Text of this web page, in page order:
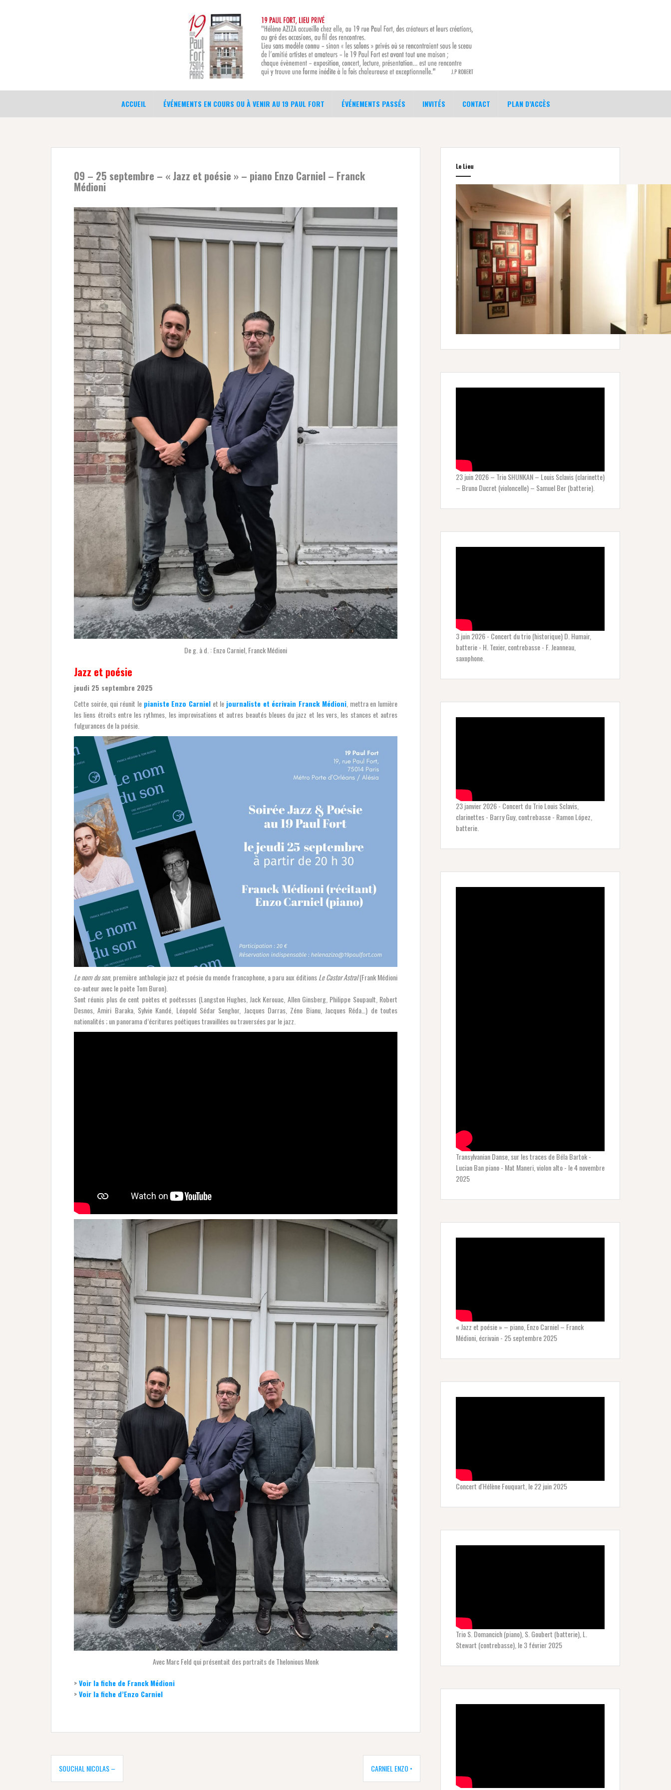
ACCUEIL ÉVÉNEMENTS EN COURS OU À VENIR AU 19 PAUL FORT ÉVÉNEMENTS PASSÉS INVITÉS CONTACT PLAN D’ACCÈS
09 – 25 septembre – « Jazz et poésie » – piano Enzo Carniel – Franck
Médioni
De g. à d. : Enzo Carniel, Franck Médioni
Jazz et poésie
jeudi 25 septembre 2025
Cette soirée, qui réunit le pianiste Enzo Carnielet le journaliste et écrivain Franck Médioni, mettra en lumière
les liens étroits entre les rythmes, les improvisations et autres beautés bleues du jazz et les vers, les stances et autres
fulgurances de la poésie.
Le nom du son, première anthologie jazz et poésie du monde francophone, a paru aux éditionsLe Castor Astral(Frank Médioni
co-auteur avec le poète Tom Buron).
Sont réunis plus de cent poètes et poétesses (Langston Hughes, Jack Kerouac, Allen Ginsberg, Philippe Soupault, Robert
Desnos, Amiri Baraka, Sylvie Kandé, Léopold Sédar Senghor, Jacques Darras, Zéno Bianu, Jacques Réda…) de toutes
nationalités ; un panorama d’écritures poétiques travaillées ou traversées par le jazz.
Avec Marc Feld qui présentait des portraits de Thelonious Monk
>Voir la fiche de Franck Médioni
>Voir la fiche d’Enzo Carniel
Navigation
l’article
SOUCHAL NICOLAS – CARNIEL ENZO •
Le Lieu
23 juin 2026 – Trio SHUNKAN – Louis Sclavis (clarinette)
– Bruno Ducret (violoncelle) – Samuel Ber (batterie).
3 juin 2026 - Concert du trio (historique) D. Humair,
batterie - H. Texier, contrebasse - F. Jeanneau,
saxophone.
23 janvier 2026 - Concert du Trio Louis Sclavis,
clarinettes - Barry Guy, contrebasse - Ramon López,
batterie.
Transylvanian Danse, sur les traces de Béla Bartok -
Lucian Ban piano - Mat Maneri, violon alto - le 4 novembre
2025
« Jazz et poésie » – piano, Enzo Carniel – Franck
Médioni, écrivain - 25 septembre 2025
Concert d'Hélène Fouquart, le 22 juin 2025
Trio S. Domancich (piano), S. Goubert (batterie), L.
Stewart (contrebasse), le 3 février 2025